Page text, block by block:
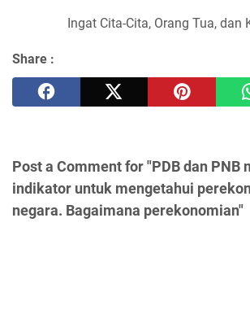
Ingat Cita-Cita, Orang Tua, dan
Share :
Post a Comment for "PDB dan PNB
indikator untuk mengetahui
negara. Bagaimana perekonomian"